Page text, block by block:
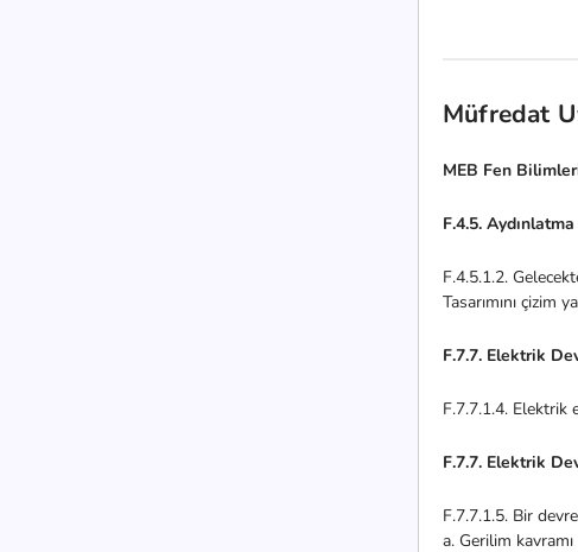
Müfredat
MEB Fen
F.4.5.
F.4.5.1.2.
Tasarımını
F.7.7. Elektrik
F.7.7.1.4. Elektrik
F.7.7. Elektrik
F.7.7.1.5. Bir
a. Gerilim